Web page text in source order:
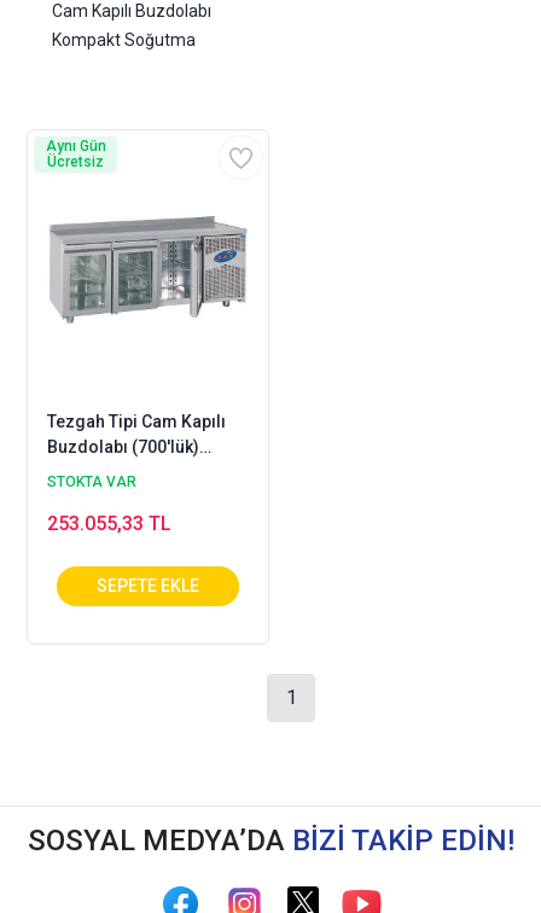
Cam Kapılı Buzdolabı
Kompakt Soğutma
Tezgah Tipi Cam Kapılı
Buzdolabı (700'lük)
Model: CS-TEK2 700-C
STOKTA VAR
253.055,33 TL
Aynı Gün
Ücretsiz
1
SOSYAL MEDYA’DA BİZİ TAKİP EDİN!